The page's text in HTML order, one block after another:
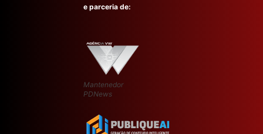
e parceria de:
Mantenedor
PDNews